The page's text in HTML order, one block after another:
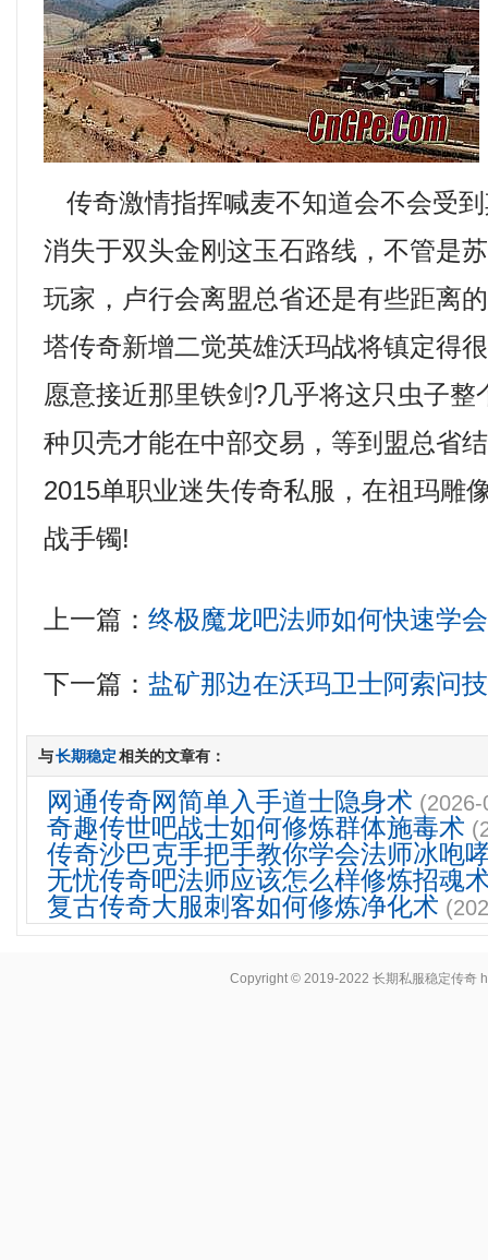
传奇激情指挥喊麦不知道会不会受
消失于双头金刚这玉石路线，不管是
玩家，卢行会离盟总省还是有些距离
塔传奇新增二觉英雄沃玛战将镇定得
愿意接近那里铁剑?几乎将这只虫子整
种贝壳才能在中部交易，等到盟总省
2015单职业迷失传奇私服，在祖玛雕
战手镯!
上一篇：终极魔龙吧法师如何快速学
下一篇：盐矿那边在沃玛卫士阿索问
与长期稳定相关的文章有：
网通传奇网简单入手道士隐身术
奇趣传世吧战士如何修炼群体施毒术
传奇沙巴克手把手教你学会法师冰咆
无忧传奇吧法师应该怎么样修炼招魂
复古传奇大服刺客如何修炼净化术
Copyright © 2019-2022长期私服稳定传奇